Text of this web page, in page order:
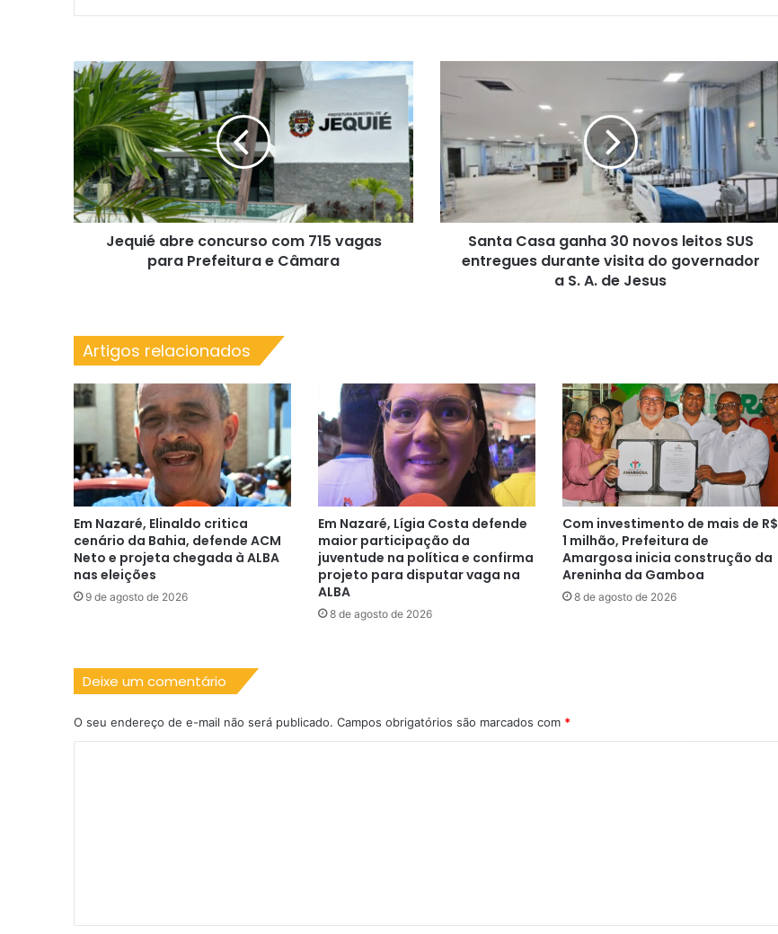
Jequié
abre
concurso
com
715
vagas
para
Prefeitura
e
CâmaraJequié abre concurso com 715 vagas
para Prefeitura e Câmara
novos
leitos
SUS
entregues
durante
Santa Casa ganha 30 novos leitos SUS
entregues durante visita do governador
a S. A. de Jesus
Artigos relacionados
Em Nazaré, Elinaldo critica
cenário da Bahia, defende ACM
Neto e projeta chegada à ALBA
nas eleições
9 de agosto de 2026
Em Nazaré, Lígia Costa defende
maior participação da
juventude na política e confirma
projeto para disputar vaga na
ALBA
8 de agosto de 2026
Com investimento de mais de R$
1 milhão, Prefeitura de
Amargosa inicia construção da
Areninha da Gamboa
8 de agosto de 2026
Deixe um comentário
O seu endereço de e-mail não será publicado. Campos obrigatórios são marcados com *